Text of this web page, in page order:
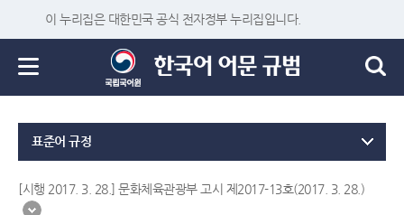
이 누리집은 대한민국 공식 전자정부 누리집입니다.
표준어 규정
[시행 2017. 3. 28.] 문화체육관광부 고시 제2017-13호(2017. 3. 28.)